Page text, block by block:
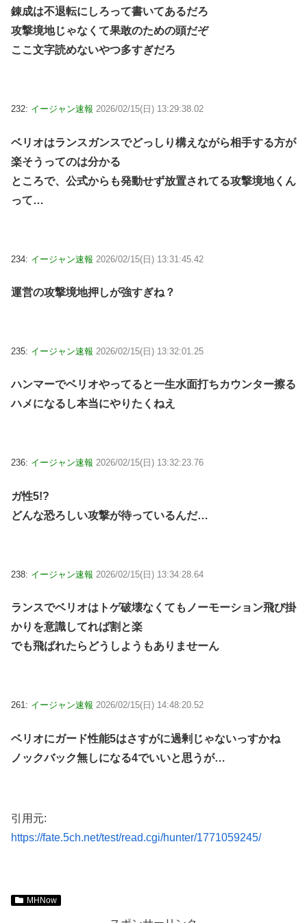
錬成は不退転にしろって書いてあるだろ
攻撃境地じゃなくて果敢のための頭だぞ
ここ文字読めないやつ多すぎだろ
232: イージャン速報 2026/02/15(日) 13:29:38.02
ベリオはランスガンスでどっしり構えながら相手する方が
楽そうってのは分かる
ところで、公式からも発動せず放置されてる攻撃境地くん
って…
234: イージャン速報 2026/02/15(日) 13:31:45.42
運営の攻撃境地押しが強すぎね？
235: イージャン速報 2026/02/15(日) 13:32:01.25
ハンマーでベリオやってると一生水面打ちカウンター擦る
ハメになるし本当にやりたくねえ
236: イージャン速報 2026/02/15(日) 13:32:23.76
ガ性5!?
どんな恐ろしい攻撃が待っているんだ…
238: イージャン速報 2026/02/15(日) 13:34:28.64
ランスでベリオはトゲ破壊なくてもノーモーション飛び掛
かりを意識してれば割と楽
でも飛ばれたらどうしようもありませーん
261: イージャン速報 2026/02/15(日) 14:48:20.52
ベリオにガード性能5はさすがに過剰じゃないっすかね
ノックバック無しになる4でいいと思うが…
引用元:
https://fate.5ch.net/test/read.cgi/hunter/1771059245/
MHNow